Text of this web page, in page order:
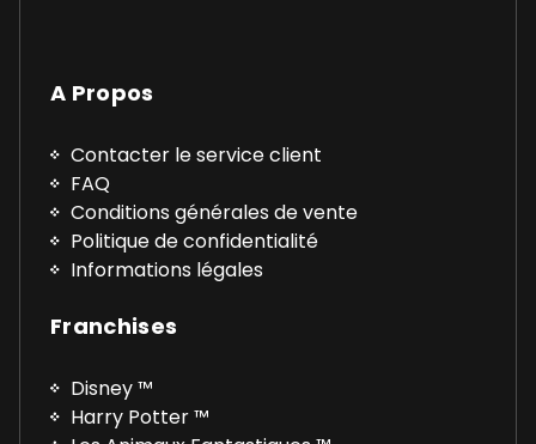
A Propos
Contacter le service client
FAQ
Conditions générales de vente
Politique de confidentialité
Informations légales
Franchises
Disney ™
Harry Potter ™